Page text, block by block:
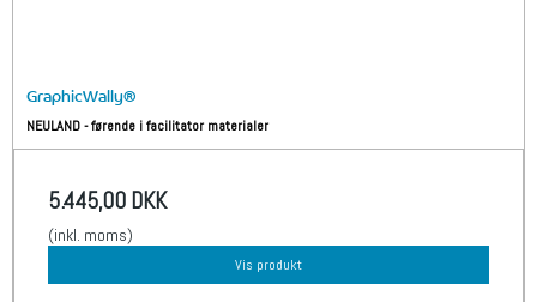
GraphicWally®
NEULAND - førende i facilitator materialer
5.445,00 DKK
(inkl. moms)
Vis produkt